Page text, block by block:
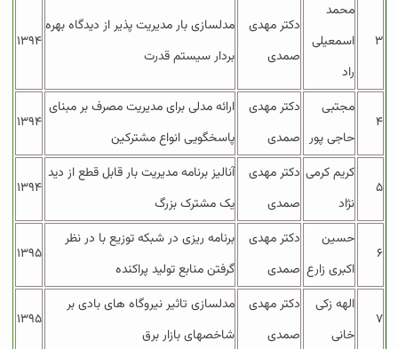
۳
محمد
اسمعیلی
راد
دکتر مهدی
صمدی
مدلسازی بار مدیریت پذیر از دیدگاه بهره
بردار سیستم قدرت
۱۳۹۴
۴
مجتبی
حاجی پور
دکتر مهدی
صمدی
ارائه مدلی برای مدیریت مصرف بر مبنای
پاسخگویی انواع مشترکین
۱۳۹۴
۵
کریم کرمی
نژاد
دکتر مهدی
صمدی
آنالیز برنامه مدیریت بار قابل قطع از دید
یک مشترک بزرگ
۱۳۹۴
۶
حسین
اکبری زارع
دکتر مهدی
صمدی
برنامه ریزی در شبکه توزیع با در نظر
گرفتن منابع تولید پراکنده
۱۳۹۵
۷
الهه زکی
خانی
دکتر مهدی
صمدی
مدلسازی تاثیر نیروگاه های بادی بر
شاخصهای بازار برق
۱۳۹۵